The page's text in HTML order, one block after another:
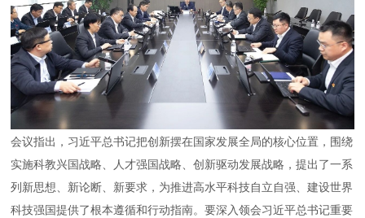
会议指出，习近平总书记把创新摆在国家发展全局的核心位置，围绕
实施科教兴国战略、人才强国战略、创新驱动发展战略，提出了一系
列新思想、新论断、新要求，为推进高水平科技自立自强、建设世界
科技强国提供了根本遵循和行动指南。要深入领会习近平总书记重要